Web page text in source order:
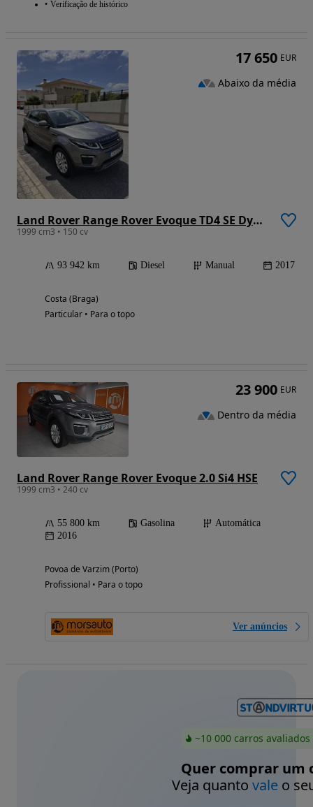
Verificação de histórico
Land Rover Range Rover Evoque TD4 SE Dynamic
1999 cm3 • 150 cv
93 942 km Diesel Manual 2017
Costa (Braga)
Particular • Para o topo
17 650 EUR
Abaixo da média
Land Rover Range Rover Evoque 2.0 Si4 HSE
1999 cm3 • 240 cv
55 800 km Gasolina
Automática
2016
Povoa de Varzim (Porto)
Profissional • Para o topo
Ver anúncios
23 900 EUR
Dentro da média
~10 000 carros
Quer comprar um
Veja quanto valeo